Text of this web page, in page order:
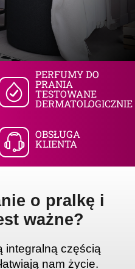
PERFUMY DO
PRANIA
TESTOWANE
DERMATOLOGICZNIE
OBSŁUGA
KLIENTA
o pralkę i
ważne?
integralną częścią
nam życie.